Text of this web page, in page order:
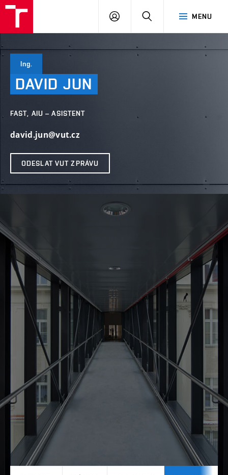
MENU
PŘIHLÁSIT
Ing.
DAVID JUN
FAST, AIU – ASISTENT
david.jun@vut.cz
ODESLAT VUT ZPRÁVU